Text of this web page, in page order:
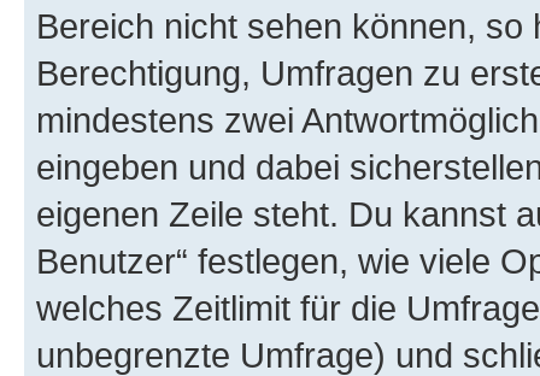
Bereich nicht sehen können,
Berechtigung, Umfragen zu
mindestens zwei
eingeben und dabei
eigenen Zeile steht. Du kannst
Benutzer“ festlegen, wie viele
welches Zeitlimit für die
unbegrenzte Umfrage) und